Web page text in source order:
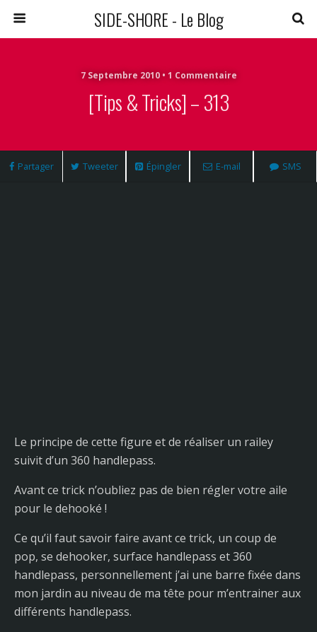
SIDE-SHORE - Le Blog
7 Septembre 2010 • 1 Commentaire
[Tips & Tricks] – 313
Partager Tweeter Épingler E-mail SMS
Le principe de cette figure et de réaliser un railey
suivit d’un 360 handlepass.
Avant ce trick n’oubliez pas de bien régler votre aile
pour le dehooké !
Ce qu’il faut savoir faire avant ce trick, un coup de
pop, se dehooker, surface handlepass et 360
handlepass, personnellement j’ai une barre fixée dans
mon jardin au niveau de ma tête pour m’entrainer aux
différents handlepass.